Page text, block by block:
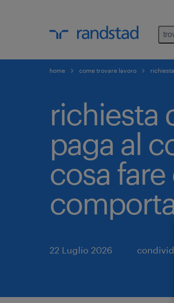
home come trovare lavoro
richiesta
paga al
cosa
22 Luglio 2026